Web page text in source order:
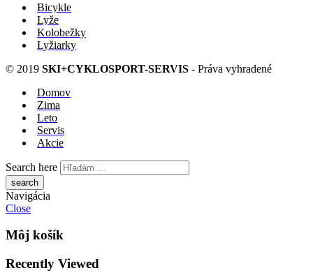
Bicykle
Lyže
Kolobežky
Lyžiarky
© 2019 SKI+CYKLOSPORT-SERVIS - Práva vyhradené
Domov
Zima
Leto
Servis
Akcie
Search here
Navigácia
Close
Môj košík
Recently Viewed